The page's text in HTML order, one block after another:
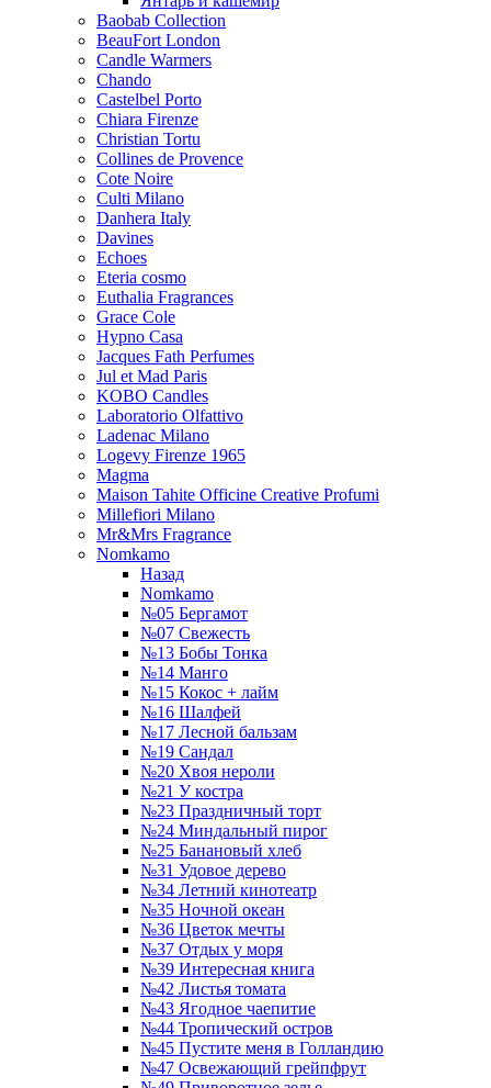
Baobab Collection
BeauFort London
Candle Warmers
Chando
Castelbel Porto
Chiara Firenze
Christian Tortu
Collines de Provence
Cote Noire
Culti Milano
Danhera Italy
Davines
Echoes
Eteria cosmo
Euthalia Fragrances
Grace Cole
Hypno Casa
Jacques Fath Perfumes
Jul et Mad Paris
KOBO Candles
Laboratorio Olfattivo
Ladenac Milano
Logevy Firenze 1965
Magma
Maison Tahite Officine Creative Profumi
Millefiori Milano
Mr&Mrs Fragrance
Nomkamo
Назад
Nomkamo
№05 Бергамот
№07 Свежесть
№13 Бобы Тонка
№14 Манго
№15 Кокос + лайм
№16 Шалфей
№17 Лесной бальзам
№19 Сандал
№20 Хвоя нероли
№21 У костра
№23 Праздничный торт
№24 Миндальный пирог
№25 Банановый хлеб
№31 Удовое дерево
№34 Летний кинотеатр
№35 Ночной океан
№36 Цветок мечты
№37 Отдых у моря
№39 Интересная книга
№42 Листья томата
№43 Ягодное чаепитие
№44 Тропический остров
№45 Пустите меня в Голландию
№47 Освежающий грейпфрут